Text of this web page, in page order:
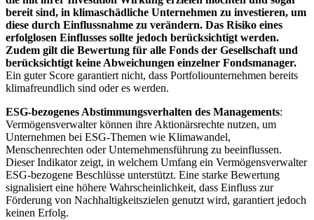
bereit sind, in klimaschädliche Unternehmen zu investieren, um
diese durch Einflussnahme zu verändern. Das Risiko eines
erfolglosen Einflusses sollte jedoch berücksichtigt werden.
Zudem gilt die Bewertung für alle Fonds der Gesellschaft und
berücksichtigt keine Abweichungen einzelner Fondsmanager.
Ein guter Score garantiert nicht, dass Portfoliounternehmen bereits
klimafreundlich sind oder es werden.
ESG-bezogenes Abstimmungsverhalten des Managements:
Vermögensverwalter können ihre Aktionärsrechte nutzen, um
Unternehmen bei ESG-Themen wie Klimawandel,
Menschenrechten oder Unternehmensführung zu beeinflussen.
Dieser Indikator zeigt, in welchem Umfang ein Vermögensverwalter
ESG-bezogene Beschlüsse unterstützt. Eine starke Bewertung
signalisiert eine höhere Wahrscheinlichkeit, dass Einfluss zur
Förderung von Nachhaltigkeitszielen genutzt wird, garantiert jedoch
keinen Erfolg.